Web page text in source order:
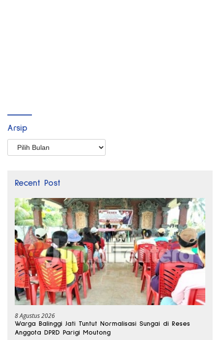
Arsip
Arsip
Recent Post
8 Agustus 2026
Warga Balinggi Jati Tuntut Normalisasi Sungai di Reses
Anggota DPRD Parigi Moutong